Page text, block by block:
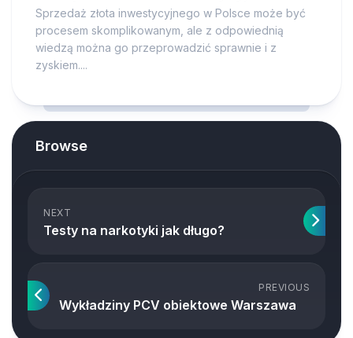
Sprzedaż złota inwestycyjnego w Polsce może być
procesem skomplikowanym, ale z odpowiednią
wiedzą można go przeprowadzić sprawnie i z
zyskiem....
Browse
NEXT
Testy na narkotyki jak długo?
PREVIOUS
Wykładziny PCV obiektowe Warszawa